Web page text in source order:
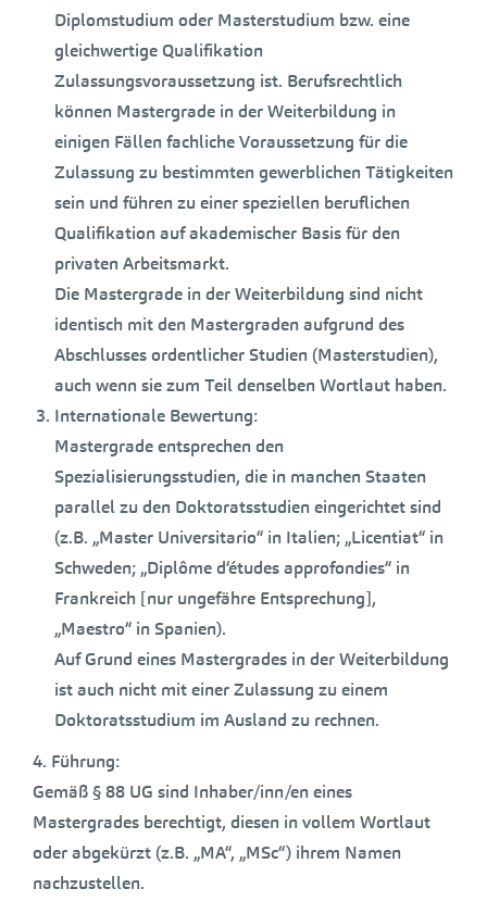
Diplomstudium oder Masterstudium bzw. eine
gleichwertige Qualifikation
Zulassungsvoraussetzung ist. Berufsrechtlich
können Mastergrade in der Weiterbildung in
einigen Fällen fachliche Voraussetzung für die
Zulassung zu bestimmten gewerblichen Tätigkeiten
sein und führen zu einer speziellen beruflichen
Qualifikation auf aka­demischer Basis für den
privaten Arbeitsmarkt.
Die Mastergrade in der Weiterbildung sind nicht
identisch mit den Mastergraden aufgrund des
Abschlusses ordentlicher Studien (Masterstudien),
auch wenn sie zum Teil denselben Wortlaut haben.
Internationale Bewertung:
Mastergrade entsprechen den
Spezialisierungsstudien, die in manchen Staaten
parallel zu den Doktoratsstudien eingerichtet sind
(z.B. „Master Universitario“ in Italien; „Licentiat“ in
Schweden; „Diplôme d‘études approfondies“ in
Frankreich [nur ungefähre Entsprechung],
„Maestro“ in Spanien).
Auf Grund eines Mastergrades in der Weiterbildung
ist auch nicht mit einer Zulassung zu einem
Doktoratsstudium im Ausland zu rechnen.
4. Führung:
Gemäß § 88 UG sind Inhaber/inn/en eines
Mastergrades berechtigt, diesen in vollem Wortlaut
oder abgekürzt (z.B. „MA“, „MSc“) ihrem Namen
nachzustellen.